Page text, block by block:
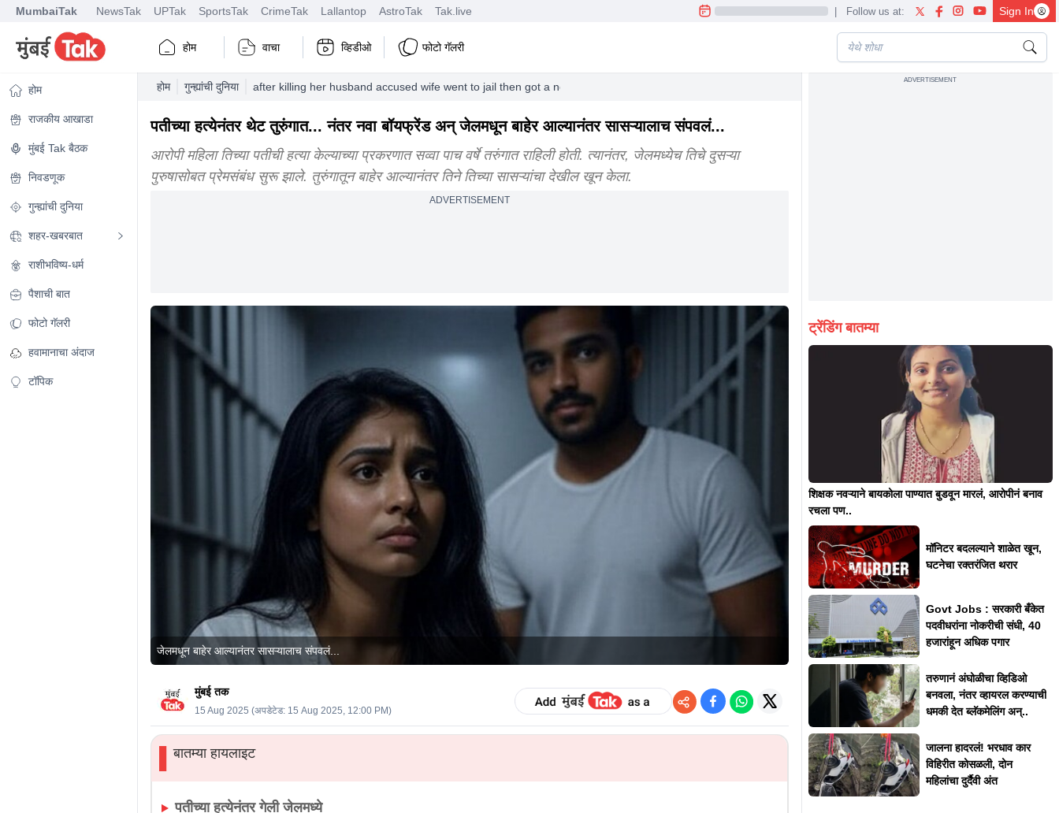
MumbaiTak NewsTak UPTak SportsTak CrimeTak Lallantop AstroTak Tak.live | Follow us at: Sign In
होम वाचा व्हिडीओ फोटो गॅलरी
होम
राजकीय आखाडा
मुंबई Tak बैठक
निवडणूक
गुन्ह्यांची दुनिया
शहर-खबरबात
राशीभविष्य-धर्म
पैशाची बात
फोटो गॅलरी
हवामानाचा अंदाज
टॉपिक
होम गुन्ह्यांची दुनिया after killing her husband accused wife went to jail then got a new boyfriend and after getting out of jail she killed her father in law
पतीच्या हत्येनंतर थेट तुरुंगात... नंतर नवा बॉयफ्रेंड अन् जेलमधून बाहेर आल्यानंतर सासऱ्यालाच संपवलं...
आरोपी महिला तिच्या पतीची हत्या केल्याच्या प्रकरणात सव्वा पाच वर्षे तरुंगात राहिली होती. त्यानंतर, जेलमध्येच तिचे दुसऱ्या
पुरुषासोबत प्रेमसंबंध सुरू झाले. तुरुंगातून बाहेर आल्यानंतर तिने तिच्या सासऱ्यांचा देखील खून केला.
ADVERTISEMENT
जेलमधून बाहेर आल्यानंतर सासऱ्यालाच संपवलं...
मुंबई तक
15 Aug 2025 (अपडेटेड: 15 Aug 2025, 12:00 PM)
▌बातम्या हायलाइट
पतीच्या हत्येनंतर गेली जेलमध्ये
ADVERTISEMENT
ट्रेंडिंग बातम्या
शिक्षक नवऱ्याने बायकोला पाण्यात बुडवून मारलं, आरोपीनं बनाव
रचला पण..
मॉनिटर बदलल्याने शाळेत खून,
घटनेचा रक्तरंजित थरार
Govt Jobs : सरकारी बँकेत
पदवीधरांना नोकरीची संधी, 40
हजारांहून अधिक पगार
तरुणानं अंघोळीचा व्हिडिओ
बनवला, नंतर व्हायरल करण्याची
धमकी देत ब्लॅकमेलिंग अन्..
जालना हादरलं! भरधाव कार
विहिरीत कोसळली, दोन
महिलांचा दुर्दैवी अंत